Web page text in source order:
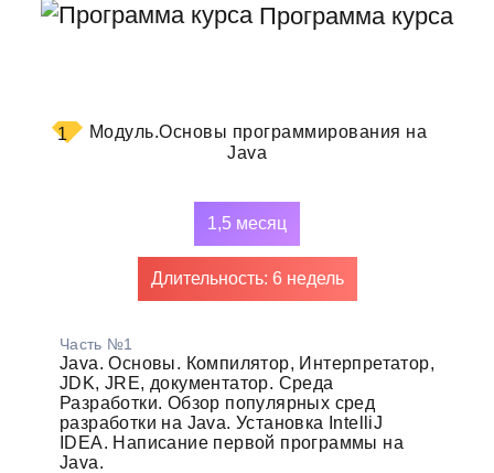
Программа курса
1 Модуль.Основы программирования на
Java
1,5 месяц
Длительность: 6 недель
Часть №1
Java. Основы. Компилятор, Интерпретатор,
JDK, JRE, документатор. Среда
Разработки. Обзор популярных сред
разработки на Java. Установка IntelliJ
IDEA. Написание первой программы на
Java.